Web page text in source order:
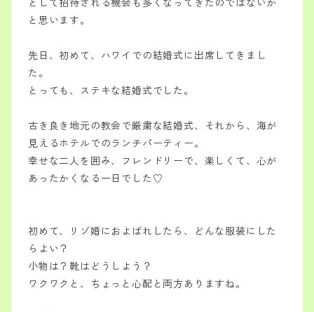
として招待される機会も多くなってきたのではないか
と思います。
先日、初めて、ハワイでの結婚式に出席してきまし
た。
とっても、ステキな結婚式でした。
古き良き地元の教会で厳粛な結婚式、それから、海が
見えるホテルでのランチパーティー。
幸せな二人を囲み、フレンドリーで、楽しくて、心が
あったかくなる一日でした♡
初めて、リゾ婚におよばれしたら、どんな服装にした
らよい？
小物は？靴はどうしよう？
ワクワクと、ちょっと心配と両方ありますね。